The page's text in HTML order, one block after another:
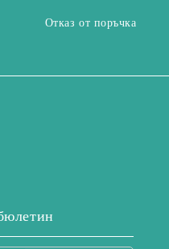
Отказ от поръчка